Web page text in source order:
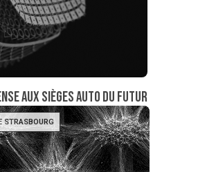
aux sièges auto du futur
STRASBOURG